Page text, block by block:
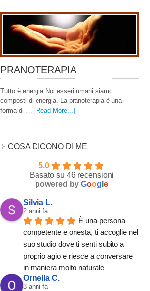
PRANOTERAPIA
Tutto è energia.Noi esseri umani siamo
composti di energia. La pranoterapia è una
forma di … [Read More...]
COSA DICONO DI ME
5.0
Basato su 46 recensioni
powered by Goog e
Silvia L.
2 anni fa
È una persona
competente e onesta, ti accoglie nel
suo studio dove ti senti subito a
proprio agio e riesce a conversare
in maniera molto naturale
Ornella C.
3 anni fa